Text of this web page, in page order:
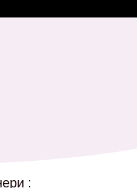
: